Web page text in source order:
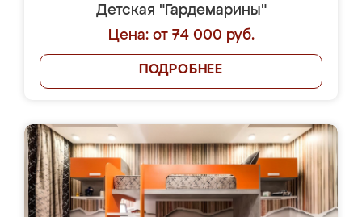
Детская "Гардемарины"
Цена: от 74 000 руб.
ПОДРОБНЕЕ